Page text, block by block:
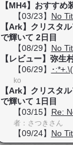
【MH4】おすすめ
【03/23】 No
【Ark】クリスタ
で輝いて 2日目
【08/29】 No
【レビュー】弥生
【06/29】
･
ko
【Ark】クリスタ
で輝いて 1日目
【03/15】 Re:
者：さつきさん
【09/24】 No